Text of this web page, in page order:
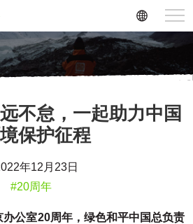
不怠，一起助力中国
保护征程
年12月23日
#20周年
办公室20周年，绿色和平中国总负责